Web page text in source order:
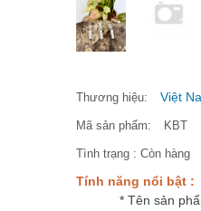
Thương hiệu: Việt
Mã sản phẩm: KBT
Tình trạng : Còn hàng
Tính năng nổi bật :
* Tên sản phẩm: